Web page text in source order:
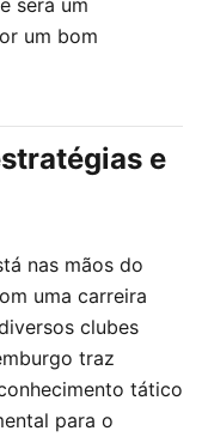
um bom
e
nas mãos do
uma carreira
clubes
traz
tático
para o